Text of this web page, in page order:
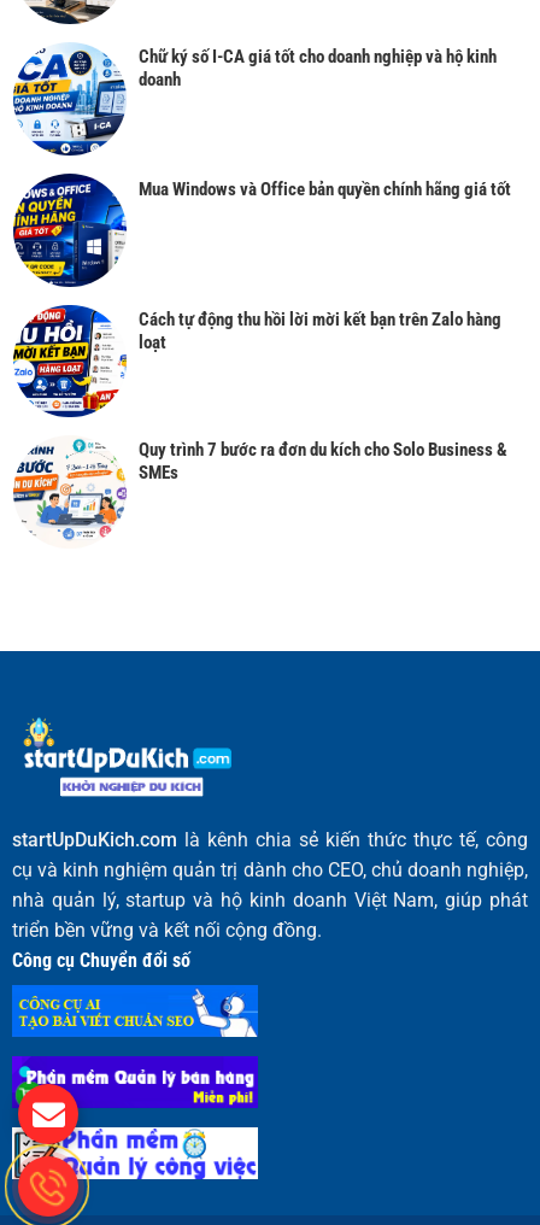
Chữ ký số I-CA giá tốt cho doanh nghiệp và hộ kinh
doanh
Mua Windows và Office bản quyền chính hãng giá tốt
Cách tự động thu hồi lời mời kết bạn trên Zalo hàng
loạt
Quy trình 7 bước ra đơn du kích cho Solo Business &
SMEs
startUpDuKich.com là kênh chia sẻ kiến thức thực tế, công
cụ và kinh nghiệm quản trị dành cho CEO, chủ doanh nghiệp,
nhà quản lý, startup và hộ kinh doanh Việt Nam, giúp phát
triển bền vững và kết nối cộng đồng.
Công cụ Chuyển đổi số